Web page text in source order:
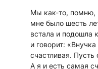
Мы как-то, помню,
мне было шесть
встала и подошла
и говорит:
счастливая. Пусть
А я и есть самая